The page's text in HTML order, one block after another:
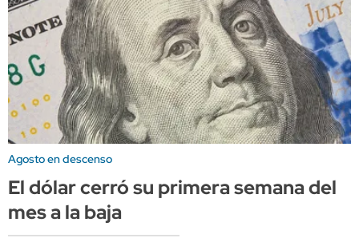
Agosto en descenso
El dólar cerró su primera semana del
mes a la baja